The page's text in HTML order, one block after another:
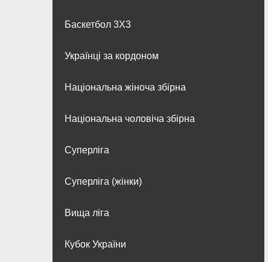
Баскетбол 3Х3
Українці за кордоном
Національна жіноча збірна
Національна чоловіча збірна
Суперліга
Суперліга (жінки)
Вища лiга
Кубок України